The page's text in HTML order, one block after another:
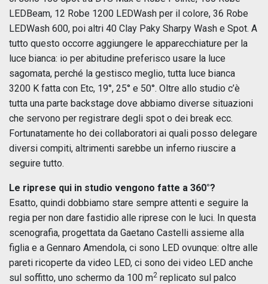
LEDBeam, 12 Robe 1200 LEDWash per il colore, 36 Robe
LEDWash 600, poi altri 40 Clay Paky Sharpy Wash e Spot. A
tutto questo occorre aggiungere le apparecchiature per la
luce bianca: io per abitudine preferisco usare la luce
sagomata, perché la gestisco meglio, tutta luce bianca
3200 K fatta con Etc, 19°, 25° e 50°. Oltre allo studio c’è
tutta una parte backstage dove abbiamo diverse situazioni
che servono per registrare degli spot o dei break ecc.
Fortunatamente ho dei collaboratori ai quali posso delegare
diversi compiti, altrimenti sarebbe un inferno riuscire a
seguire tutto.
Le riprese qui in studio vengono fatte a 360°?
Esatto, quindi dobbiamo stare sempre attenti e seguire la
regia per non dare fastidio alle riprese con le luci. In questa
scenografia, progettata da Gaetano Castelli assieme alla
figlia e a Gennaro Amendola, ci sono LED ovunque: oltre alle
pareti ricoperte da video LED, ci sono dei video LED anche
sul soffitto, uno schermo da 100 m2 replicato sul palco